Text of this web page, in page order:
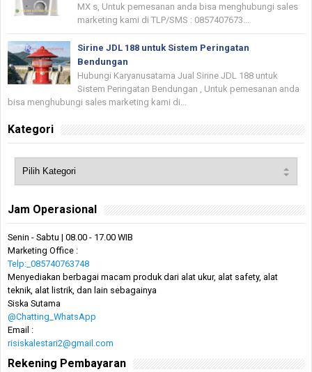
MX s, Untuk pemesanan anda bisa menghubungi sales
marketing kami di TLP/SMS : 0857407673...
Sirine JDL 188 untuk Sistem Peringatan
Bendungan
Hubungi Karyanusatama Jual Sirine JDL 188 untuk
Sistem Peringatan Bendungan , Untuk pemesanan anda
bisa menghubungi sales marketing kami di...
Kategori
Jam Operasional
Senin - Sabtu | 08.00 - 17.00 WIB
Marketing Office :
Telp:_085740763748
Menyediakan berbagai macam produk dari alat ukur, alat safety, alat
teknik, alat listrik, dan lain sebagainya
Siska Sutama
@Chatting_WhatsApp
Email :
risiskalestari2@gmail.com
Rekening Pembayaran